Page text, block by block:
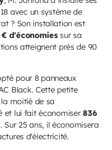
avec un système de
? Son installation est
d'économiessur sa
atteignent près de 90
pour 8 panneaux
Black. Cette petite
moitié de sa
et lui fait économiser836
. Sur 25 ans, il économisera
d'électricité.